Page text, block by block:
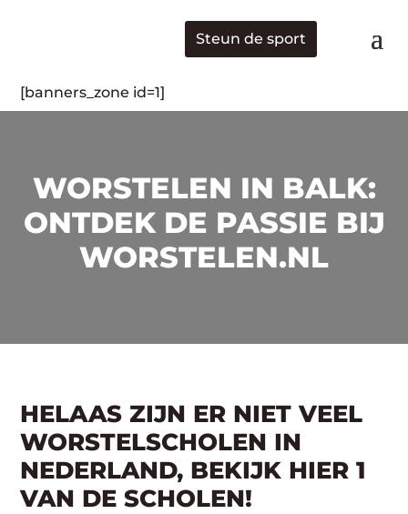
Steun de sport
[banners_zone id=1]
WORSTELEN IN BALK:
ONTDEK DE PASSIE BIJ
WORSTELEN.NL
HELAAS ZIJN ER NIET VEEL
WORSTELSCHOLEN IN
NEDERLAND, BEKIJK HIER 1
VAN DE SCHOLEN!